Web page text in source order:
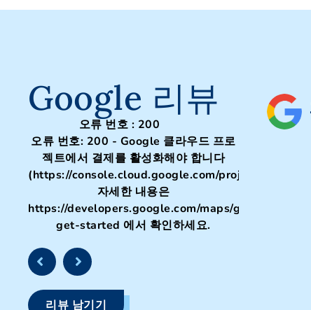
Google 리뷰
오류 번호 : 200
오류 번호: 200 - Google 클라우드 프로
젝트에서 결제를 활성화해야 합니다
(https://console.cloud.google.com/project/_/billing/
자세한 내용은
https://developers.google.com/maps/gmp-
get-started 에서 확인하세요.
리뷰 남기기